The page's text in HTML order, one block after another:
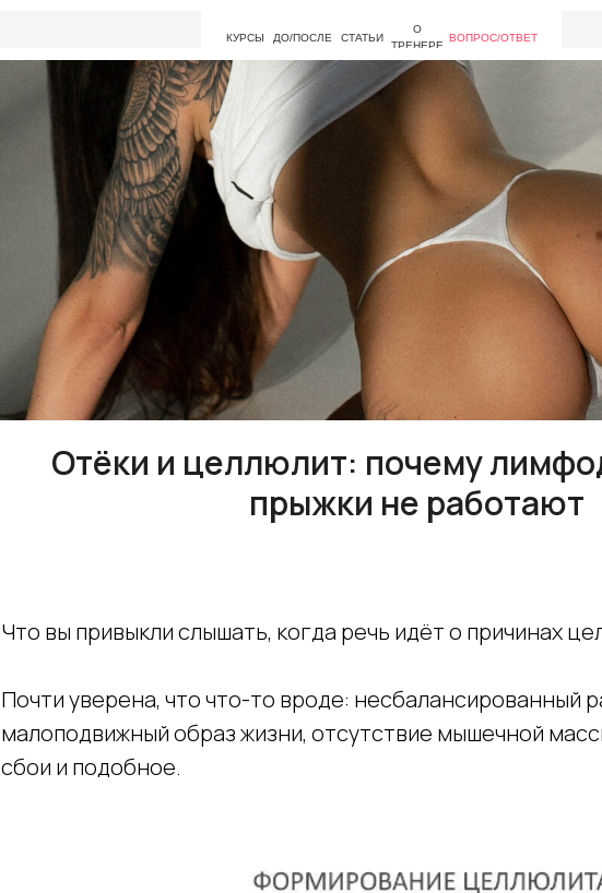
КУРСЫ ДО/ПОСЛЕ СТАТЬИ
О
ТРЕНЕРЕ
ВОПРОС/ОТВЕТ
Отёки и целлюлит: почему
прыжки не работают
Что вы привыкли слышать, когда речь идёт о причинах
Почти уверена, что что-то вроде: несбалансированный
малоподвижный образ жизни, отсутствие мышечной
сбои и подобное.